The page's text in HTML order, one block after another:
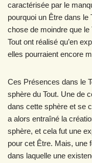
caractérisée par le
pourquoi un Être dans le
chose de moindre que
Tout ont réalisé qu’en
elles pourraient encore
Ces Présences dans le
sphère du Tout. Une de
dans cette sphère et se
a alors entraîné la
sphère, et cela fut une
pour cet Être. Mais, une
dans laquelle une